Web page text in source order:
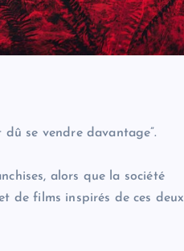
dû se vendre davantage”.
alors que la société
de films inspirés de ces deux